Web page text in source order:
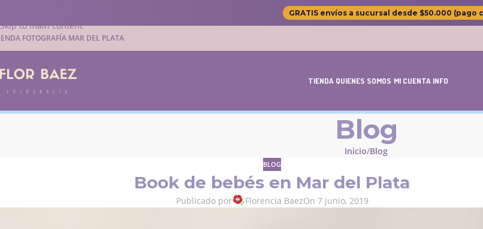
Skip to main content
GRATIS envíos a sucursal desde $50.000 (pago
FOTOGRAFÍA MAR DEL PLATA
TIENDA QUIENES SOMOS MI CUENTA INFO
Blog
Inicio Blog
BLOG
Book de bebés en Mar del Plata
Publicado por Florencia BaezOn 7 junio, 2019